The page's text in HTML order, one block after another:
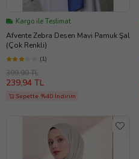
Kargo ile Teslimat
Afvente Zebra Desen Mavi Pamuk Şal
(Çok Renkli)
(1)
399,90 TL
239,94 TL
Sepette %40 İndirim